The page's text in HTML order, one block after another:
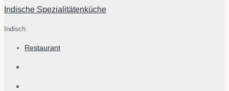
Indische Spezialitätenküche
Indisch
Restaurant